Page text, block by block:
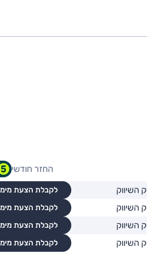
החזר חודשי
השיווק לקבלת הצעת
השיווק לקבלת הצעת
השיווק לקבלת הצעת
השיווק לקבלת הצעת